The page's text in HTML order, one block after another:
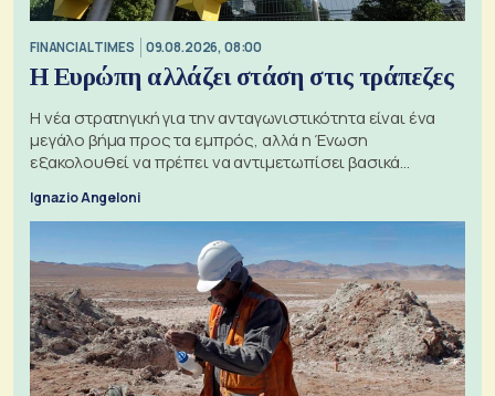
FINANCIAL TIMES 09.08.2026, 08:00
Η Ευρώπη αλλάζει στάση στις τράπεζες
Η νέα στρατηγική για την ανταγωνιστικότητα είναι ένα
μεγάλο βήμα προς τα εμπρός, αλλά η Ένωση
εξακολουθεί να πρέπει να αντιμετωπίσει βασικά
Ignazio Angeloni